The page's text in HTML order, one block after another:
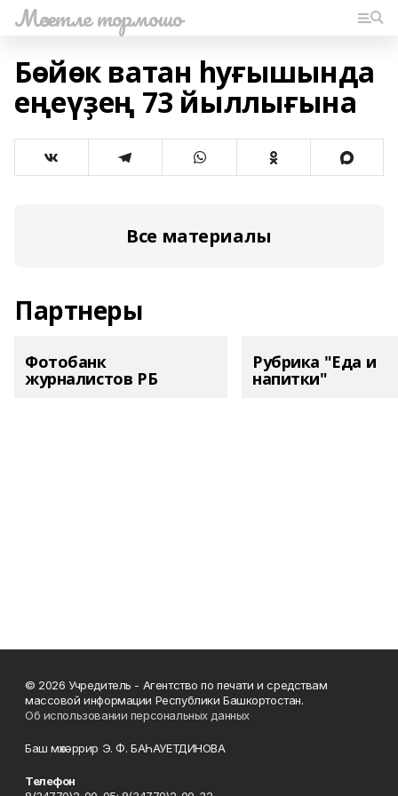
Мәсетле тормошо
Бөйөк ватан һуғышында
еңеүҙең 73 йыллығына
Все материалы
Партнеры
Фотобанк
журналистов РБ
Рубрика "Еда и
напитки"
© 2026 Учредитель - Агентство по печати и средствам
массовой информации Республики Башкортостан.
Об использовании персональных данных
Баш мөхәррир Э. Ф. БАҺАУЕТДИНОВА
Телефон